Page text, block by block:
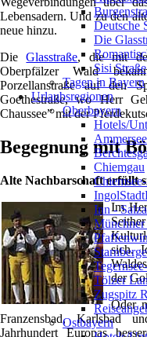
Lebensadern. Und zu den
neue hinzu.
DieGlasstraße, die mit der
Oberpfälzer Wald
Porzellanstraße auf den
Goethestraße, wo Herr
Chaussee” mit der
Begegnung mit
Alte Nachbarschaft erfüllt
Im
sich.
der
Oder
Franzensbad, Karlsbad
Jahrhundert Europas
Deutsche
Die
Sisi Straße
Tagen in Bayern
Urlaubsregionen
Oberbayern
Hotels/
Chiemgau
Inn -
Tölzer
Zugspitz
Ostbayern